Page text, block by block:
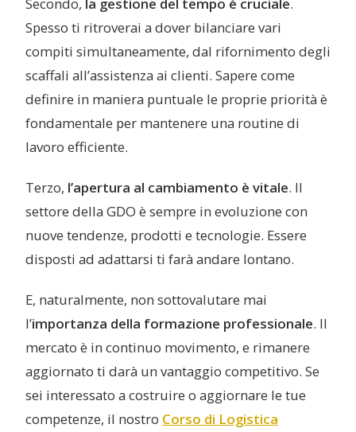
Spesso ti ritroverai a dover bilanciare vari
compiti simultaneamente, dal rifornimento degli
scaffali all’assistenza ai clienti. Sapere come
definire in maniera puntuale le proprie priorità è
fondamentale per mantenere una routine di
lavoro efficiente.
Terzo, l’apertura al cambiamento è vitale. Il
settore della GDO è sempre in evoluzione con
nuove tendenze, prodotti e tecnologie. Essere
disposti ad adattarsi ti farà andare lontano.
E, naturalmente, non sottovalutare mai
l’importanza della formazione professionale. Il
mercato è in continuo movimento, e rimanere
aggiornato ti darà un vantaggio competitivo. Se
sei interessato a costruire o aggiornare le tue
competenze, il nostro Corso di Logistica